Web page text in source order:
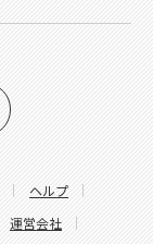
ヘルプ
運営会社